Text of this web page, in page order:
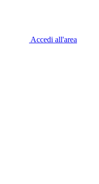
Accedi all'area